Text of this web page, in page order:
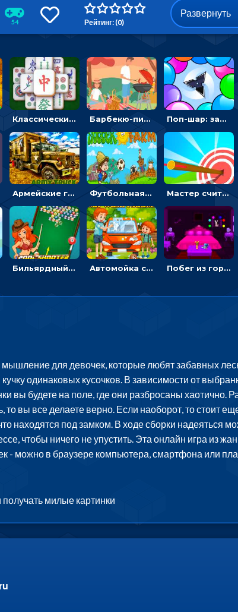
54 Рейтинг: (0)
Развернуть
Классический маджонг на время: находить пары одинаковых плиток, чтобы расчищать поле Барбекю-пикник: искать скрытые предметы на картинках - головоломка Поп-шар: запускать колючку, чтобы лопать воздушные шарики
Армейские грузовики в пазлах: собери военную машину Футбольная ферма: бей по мячу, чтобы забивать в ворота и ловить звезды Мастер считать стрелы: увеличивать запас, чтобы поразить больше целей
Бильярдный пул: стрелять шариками, чтобы взрывать одинаковые Автомойка со скрытыми звездами: ищи на время Побег из горной деревни: решай головоломки, чтобы открыть ворота
мышление для девочек, которые любят забавных
одинаковых кусочков. В зависимости от
вы будете на поле, где они разбросаны хаотично.
то вы все делаете верно. Если наоборот, то стоит
находятся под замком. В ходе сборки надеяться
чтобы ничего не упустить. Эта онлайн игра из
- можно в браузере компьютера, смартфона или
милые картинки